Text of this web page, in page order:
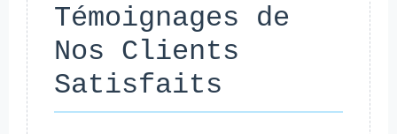
Témoignages de
Nos Clients
Satisfaits